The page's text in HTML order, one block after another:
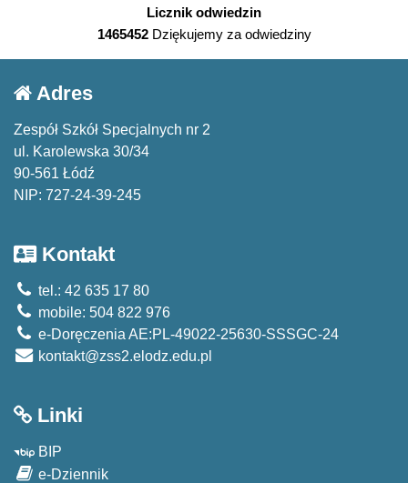
Licznik odwiedzin
1465452Dziękujemy za odwiedziny
Adres
Zespół Szkół Specjalnych nr 2
ul. Karolewska 30/34
90-561 Łódź
NIP: 727-24-39-245
Kontakt
tel.: 42 635 17 80
mobile: 504 822 976
e-Doręczenia AE:PL-49022-25630-SSSGC-24
kontakt@zss2.elodz.edu.pl
Linki
BIP
e-Dziennik